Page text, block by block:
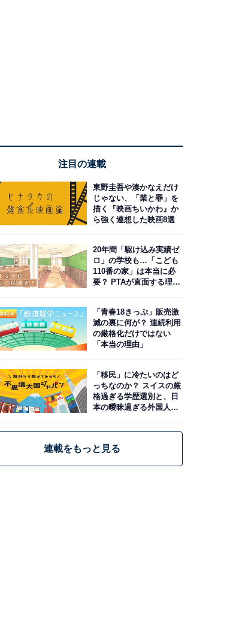
注目の連載
東野圭吾や湊かなえだけ
じゃない、「業と罪」を
描く『映画ちいかわ』か
ら強く連想した映画8選
20年間「駆け込み実績ゼ
ロ」の学校も…「こども
110番の家」は本当に必
要？ PTAが直面する理想
「青春18きっぷ」販売激
減の裏に何が？ 連続利用
の厳格化だけではない
「本当の理由」
「移民」に冷たいのはど
っちなのか？ スイスの厳
格過ぎる学歴選別と、日
本の曖昧過ぎる外国人政
連載をもっと見る